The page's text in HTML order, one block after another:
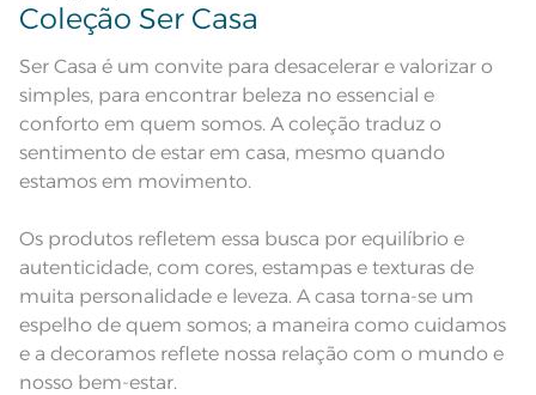
Observações
Coleção Ser Casa
Ser Casa é um convite para desacelerar e valorizar o
simples, para encontrar beleza no essencial e
conforto em quem somos. A coleção traduz o
sentimento de estar em casa, mesmo quando
estamos em movimento.
Os produtos refletem essa busca por equilíbrio e
autenticidade, com cores, estampas e texturas de
muita personalidade e leveza. A casa torna-se um
espelho de quem somos; a maneira como cuidamos
e a decoramos reflete nossa relação com o mundo e
nosso bem-estar.